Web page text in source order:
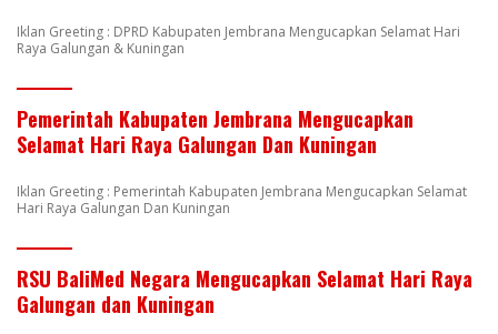
Iklan Greeting : DPRD Kabupaten Jembrana Mengucapkan Selamat Hari
Raya Galungan & Kuningan
Pemerintah Kabupaten Jembrana Mengucapkan
Selamat Hari Raya Galungan Dan Kuningan
Iklan Greeting : Pemerintah Kabupaten Jembrana Mengucapkan Selamat
Hari Raya Galungan Dan Kuningan
RSU BaliMed Negara Mengucapkan Selamat Hari Raya
Galungan dan Kuningan